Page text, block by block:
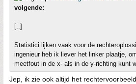
volgende:
[..]
Statistici lijken vaak voor de
ingenieur heb ik liever het linker plaatje,
meetfout in de x- als in de y-richting kunt
Jep, ik zie ook altijd het